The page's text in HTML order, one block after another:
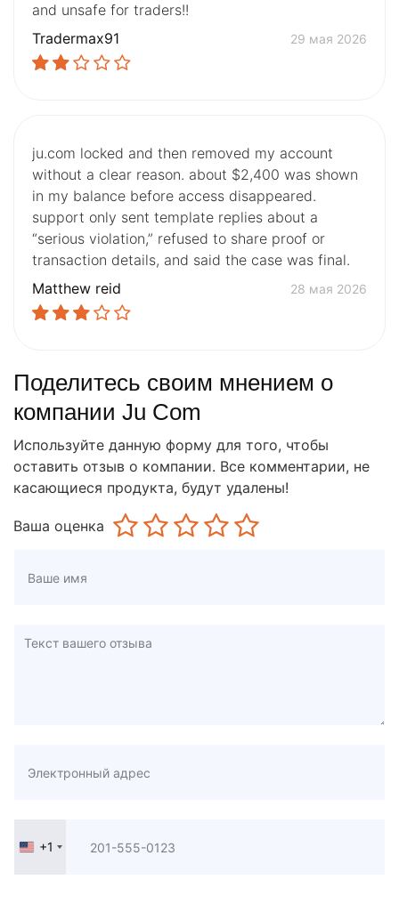
and unsafe for traders!!
Tradermax91
29 мая 2026
ju.com locked and then removed my account
without a clear reason. about $2,400 was shown
in my balance before access disappeared.
support only sent template replies about a
“serious violation,” refused to share proof or
transaction details, and said the case was final.
Matthew reid
28 мая 2026
Поделитесь своим мнением о
компании Ju Com
Используйте данную форму для того, чтобы
оставить отзыв о компании. Все комментарии, не
касающиеся продукта, будут удалены!
Ваша оценка
United
+1